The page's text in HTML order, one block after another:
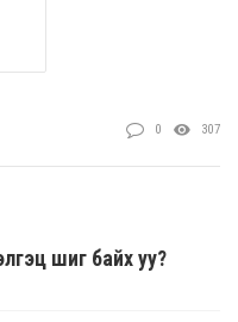
0 307
шиг байх уу?